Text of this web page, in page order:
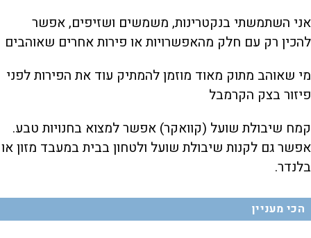
אני השתמשתי בנקטרינות, משמשים ושזיפים, אפשר
להכין רק עם חלק מהאפשרויות או פירות אחרים שאוהבים
מי שאוהב מתוק מאוד מוזמן להמתיק עוד את הפירות לפני
פיזור בצק הקרמבל
קמח שיבולת שועל (קוואקר) אפשר למצוא בחנויות טבע.
אפשר גם לקנות שיבולת שועל ולטחון בבית במעבד מזון או
בלנדר.
הכי מעניין